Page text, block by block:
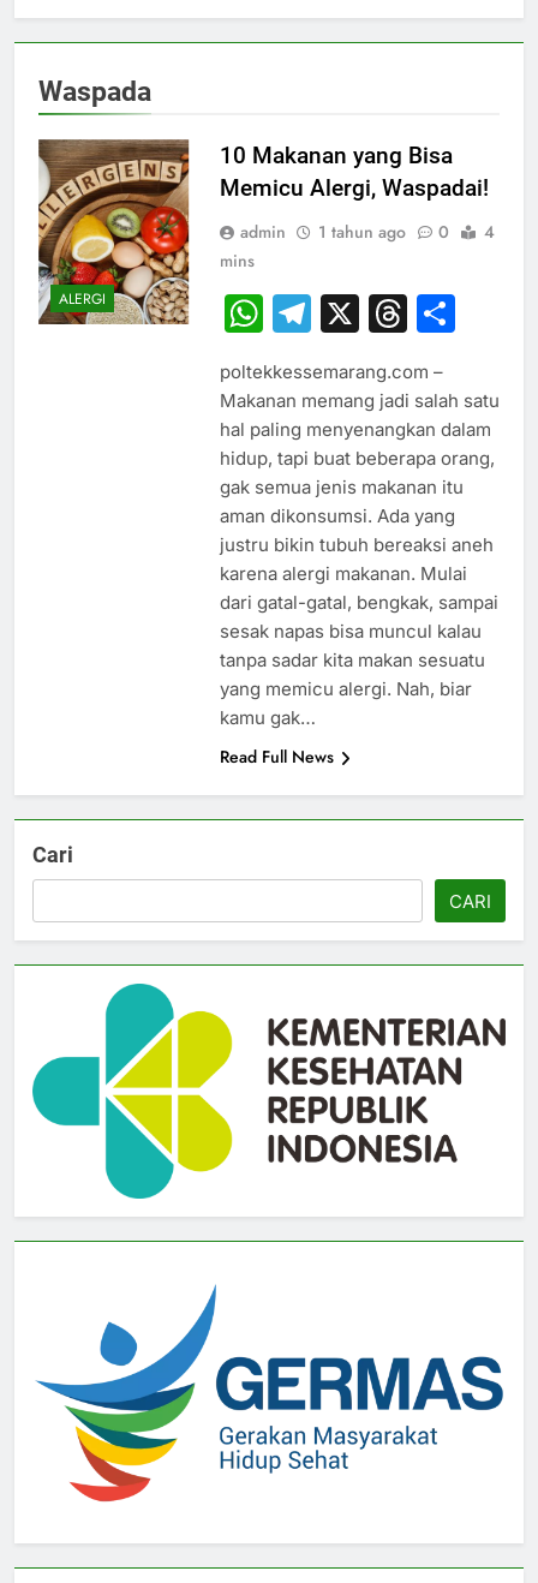
Waspada
ALERGI
10 Makanan yang Bisa
Memicu Alergi, Waspadai!
admin 1 tahun ago 0
4
mins
WhatsApp
Telegram
X
poltekkessemarang.com –
Makanan memang jadi salah satu
hal paling menyenangkan dalam
hidup, tapi buat beberapa orang,
gak semua jenis makanan itu
aman dikonsumsi. Ada yang
justru bikin tubuh bereaksi aneh
karena alergi makanan. Mulai
dari gatal-gatal, bengkak, sampai
sesak napas bisa muncul kalau
tanpa sadar kita makan sesuatu
yang memicu alergi. Nah, biar
kamu gak…
Read Full News
Cari
CARI